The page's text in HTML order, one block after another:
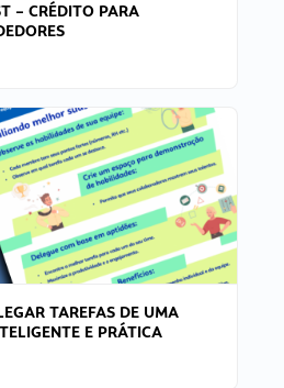
– CRÉDITO PARA
TAREFAS DE UMA
E PRÁTICA